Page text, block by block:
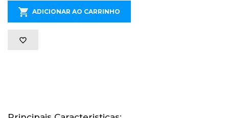
ADICIONAR AO CARRINHO